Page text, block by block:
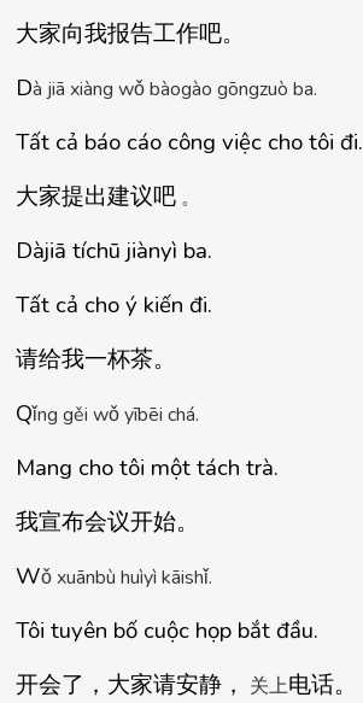
大家向我报告工作吧。
Dà jiā xiàng wǒ bàogào gōngzuò ba.
Tất cả báo cáo công việc cho tôi đi.
大家提出建议吧 。
Dàjiā tíchū jiànyì ba.
Tất cả cho ý kiến đi.
请给我一杯茶。
Qǐng gěi wǒ yībēi chá.
Mang cho tôi một tách trà.
我宣布会议开始。
Wǒ xuānbù huìyì kāishǐ.
Tôi tuyên bố cuộc họp bắt đầu.
开会了，大家请安静 ， 关上电话。